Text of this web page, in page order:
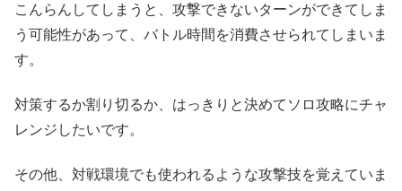
こんらんしてしまうと、攻撃できないターンができてしま
う可能性があって、バトル時間を消費させられてしまいま
す。
対策するか割り切るか、はっきりと決めてソロ攻略にチャ
レンジしたいです。
その他、対戦環境でも使われるような攻撃技を覚えていま